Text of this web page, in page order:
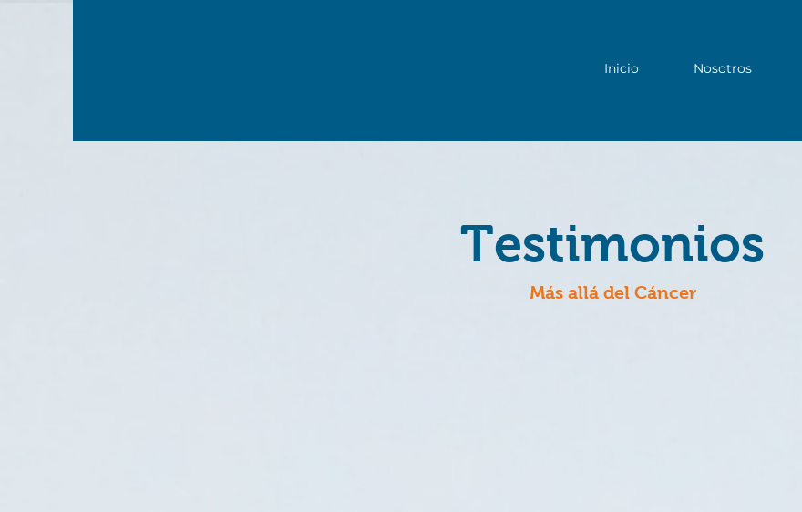
Inicio Nosotros
Testimonios
Más allá del Cáncer